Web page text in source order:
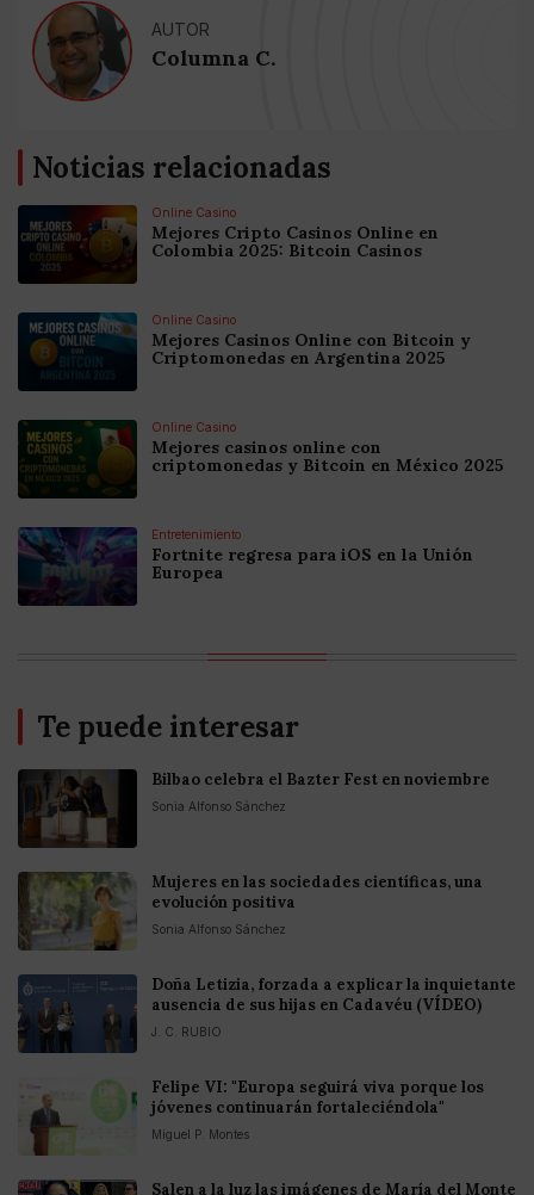
AUTOR
Columna C.
Noticias relacionadas
Online Casino
Mejores Cripto Casinos Online en
Colombia 2025: Bitcoin Casinos
Online Casino
Mejores Casinos Online con Bitcoin y
Criptomonedas en Argentina 2025
Online Casino
Mejores casinos online con
criptomonedas y Bitcoin en México 2025
Entretenimiento
Fortnite regresa para iOS en la Unión
Europea
Te puede interesar
Bilbao celebra el Bazter Fest en noviembre
Sonia Alfonso Sánchez
Mujeres en las sociedades científicas, una
evolución positiva
Sonia Alfonso Sánchez
Doña Letizia, forzada a explicar la inquietante
ausencia de sus hijas en Cadavéu (VÍDEO)
J. C. RUBIO
Felipe VI: "Europa seguirá viva porque los
jóvenes continuarán fortaleciéndola"
Miguel P. Montes
Salen a la luz las imágenes de María del Monte